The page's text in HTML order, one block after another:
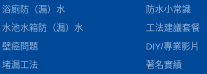
浴廁防（漏）水
水池水箱防（漏）水
壁癌問題
堵漏工法
防水小常識
工法建議套餐
DIY/專業影片
著名實績